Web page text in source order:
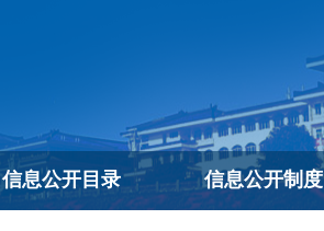
信息公开目录 信息公开制度